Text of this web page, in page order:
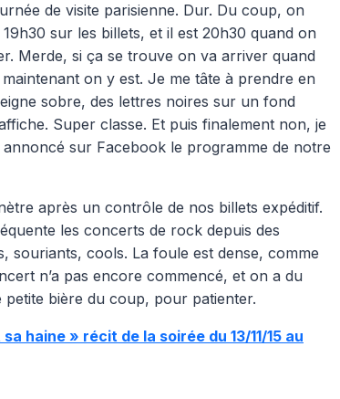
de visite parisienne. Dur. Du coup, on
sur les billets, et il est 20h30 quand on
Merde, si ça se trouve on va arriver quand
on y est. Je me tâte à prendre en
sobre, des lettres noires sur un fond
Super classe. Et puis finalement non, je
annoncé sur Facebook le programme de notre
après un contrôle de nos billets expéditif.
les concerts de rock depuis des
souriants, cools. La foule est dense, comme
n’a pas encore commencé, et on a du
bière du coup, pour patienter.
haine » récit de la soirée du 13/11/15 au